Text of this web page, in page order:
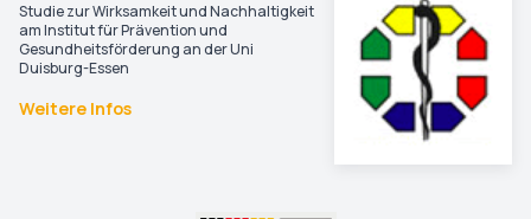
Studie zur Wirksamkeit und Nachhaltigkeit
am Institut für Prävention und
Gesundheitsförderung an der Uni
Duisburg-Essen
Weitere Infos